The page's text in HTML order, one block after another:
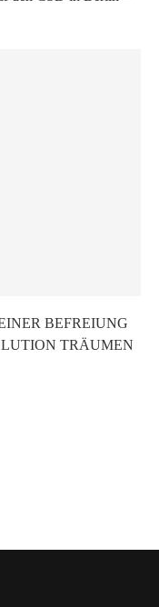
BEFREIUNG
TRÄUMEN